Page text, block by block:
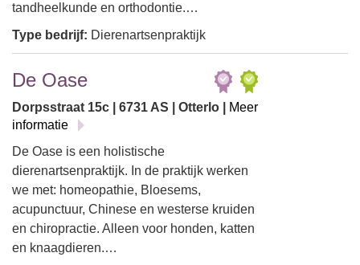
tandheelkunde en orthodontie.…
Type bedrijf: Dierenartsenpraktijk
De Oase
Dorpsstraat 15c | 6731 AS | Otterlo |
Meer
informatie
De Oase is een holistische
dierenartsenpraktijk. In de praktijk werken
we met: homeopathie, Bloesems,
acupunctuur, Chinese en westerse kruiden
en chiropractie. Alleen voor honden, katten
en knaagdieren.…